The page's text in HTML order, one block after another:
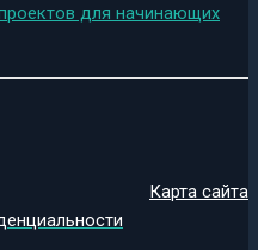
для начинающих
Карта сайта